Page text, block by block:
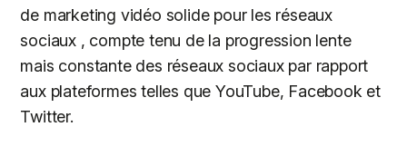
de marketing vidéo solide pour les réseaux
sociaux , compte tenu de la progression lente
mais constante des réseaux sociaux par rapport
aux plateformes telles que YouTube, Facebook et
Twitter.